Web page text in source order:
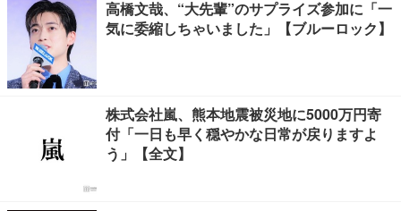
高橋文哉、“大先輩”のサプライズ参加に「一
気に委縮しちゃいました」【ブルーロック】
株式会社嵐、熊本地震被災地に5000万円寄
付「一日も早く穏やかな日常が戻りますよ
う」【全文】